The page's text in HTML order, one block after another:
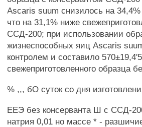
Ascaris suum снизилось на
что на 31,1% ниже
ССД-200; при использовании
жизнеспособных яиц Ascaris
контролем и составило
свежеприготовленного образца
% ,,, бО суток со дня
ЕЕЭ без консерванта Ш с ССД-
натрия 0,01 но массе * -